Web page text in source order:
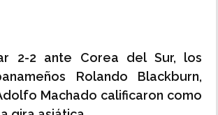
2-2 ante Corea del Sur, los
Rolando Blackburn,
Machado calificaron como